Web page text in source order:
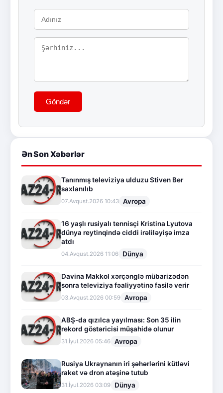
Göndər
Ən Son Xəbərlər
Tanınmış televiziya ulduzu Stiven Ber
saxlanılıb
07.Avqust.2026 10:43 Avropa
16 yaşlı rusiyalı tennisçi Kristina Lyutova
dünya reytinqində ciddi irəliləyişə imza
atdı
04.Avqust.2026 11:06 Dünya
Davina Makkol xərçənglə mübarizədən
sonra televiziya fəaliyyətinə fasilə verir
03.Avqust.2026 00:59 Avropa
ABŞ-da qızılca yayılması: Son 35 ilin
rekord göstəricisi müşahidə olunur
31.İyul.2026 05:46 Avropa
Rusiya Ukraynanın iri şəhərlərini kütləvi
raket və dron atəşinə tutub
31.İyul.2026 03:09 Dünya